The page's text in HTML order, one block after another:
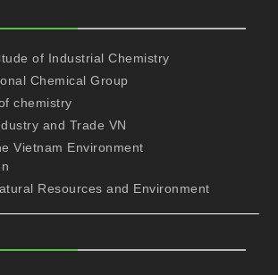
of Industrial Chemistry
Chemical Group
chemistry
and Trade VN
Vietnam Environment
Resources and Environment